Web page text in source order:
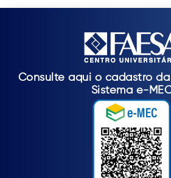
Consulte aqui o cadastro
Sistema e-